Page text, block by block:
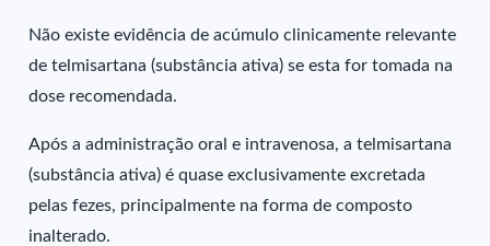
Não existe evidência de acúmulo clinicamente relevante
de telmisartana (substância ativa) se esta for tomada na
dose recomendada.
Após a administração oral e intravenosa, a telmisartana
(substância ativa) é quase exclusivamente excretada
pelas fezes, principalmente na forma de composto
inalterado.